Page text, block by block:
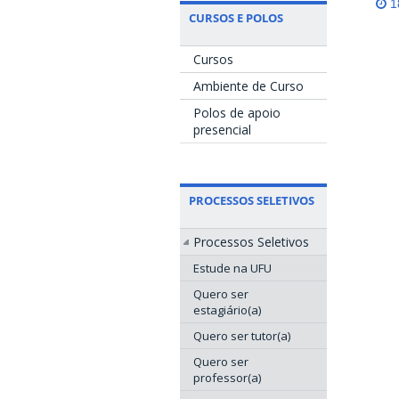
CURSOS E POLOS
Cursos
Ambiente de Curso
Polos de apoio
presencial
PROCESSOS SELETIVOS
Processos Seletivos
Estude na UFU
Quero ser
estagiário(a)
Quero ser tutor(a)
Quero ser
professor(a)